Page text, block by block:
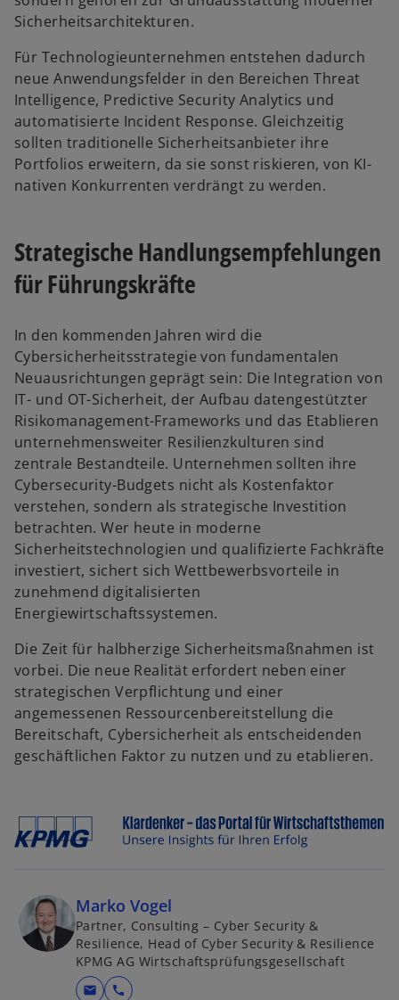
Sicherheitsarchitekturen.
Für Technologieunternehmen entstehen dadurch
neue Anwendungsfelder in den Bereichen Threat
Intelligence, Predictive Security Analytics und
automatisierte Incident Response. Gleichzeitig
sollten traditionelle Sicherheitsanbieter ihre
Portfolios erweitern, da sie sonst riskieren, von KI-
nativen Konkurrenten verdrängt zu werden.
Strategische Handlungsempfehlungen
für Führungskräfte
In den kommenden Jahren wird die
Cybersicherheitsstrategie von fundamentalen
Neuausrichtungen geprägt sein: Die Integration von
IT- und OT-Sicherheit, der Aufbau datengestützter
Risikomanagement-Frameworks und das Etablieren
unternehmensweiter Resilienzkulturen sind
zentrale Bestandteile. Unternehmen sollten ihre
Cybersecurity-Budgets nicht als Kostenfaktor
verstehen, sondern als strategische Investition
betrachten. Wer heute in moderne
Sicherheitstechnologien und qualifizierte Fachkräfte
investiert, sichert sich Wettbewerbsvorteile in
zunehmend digitalisierten
Energiewirtschaftssystemen.
Die Zeit für halbherzige Sicherheitsmaßnahmen ist
vorbei. Die neue Realität erfordert neben einer
strategischen Verpflichtung und einer
angemessenen Ressourcenbereitstellung die
Bereitschaft, Cybersicherheit als entscheidenden
geschäftlichen Faktor zu nutzen und zu etablieren.
Marko Vogel
Partner, Consulting – Cyber Security &
Resilience, Head of Cyber Security & Resilience
KPMG AG Wirtschaftsprüfungsgesellschaft
mail call